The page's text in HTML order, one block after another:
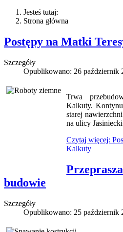
Jesteś tutaj:
Strona główna
Postępy na Matki
Szczegóły
Opublikowano: 26 październik
Trwa
Kalkuty.
starej
na ulicy
Czytaj więcej:
Kalkuty
budowie
Szczegóły
Opublikowano: 25 październik